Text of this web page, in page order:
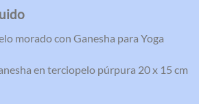
morado con Ganesha para Yoga
en terciopelo púrpura 20 x 15 cm